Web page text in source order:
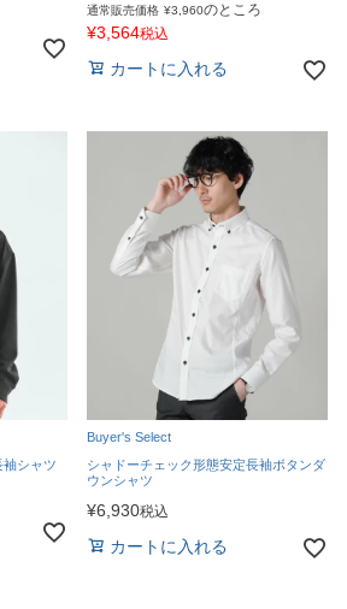
通常販売価格 ¥3,960のところ
¥3,564税込
カートに入れる
シャツ
Buyer's Select
シャドーチェック形態安定長袖ボタンダ
ウンシャツ
¥6,930税込
カートに入れる